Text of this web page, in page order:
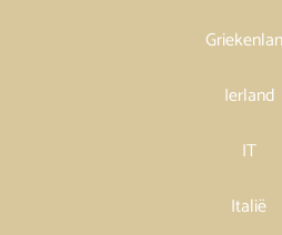
Ierland
IT
Italië